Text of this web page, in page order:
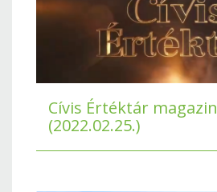
Cívis Értéktár magazin
(2022.02.25.)